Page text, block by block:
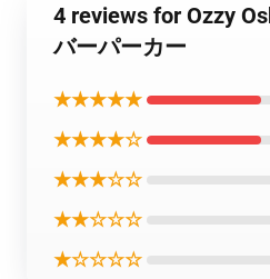
4 reviews for Ozzy
バーパーカー
★★★★★
★★★★☆
★★★☆☆
★★☆☆☆
★☆☆☆☆